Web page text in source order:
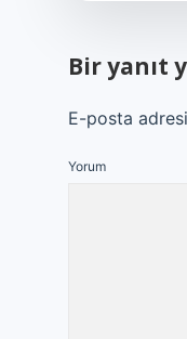
Bir yanıt
E-posta
Yorum